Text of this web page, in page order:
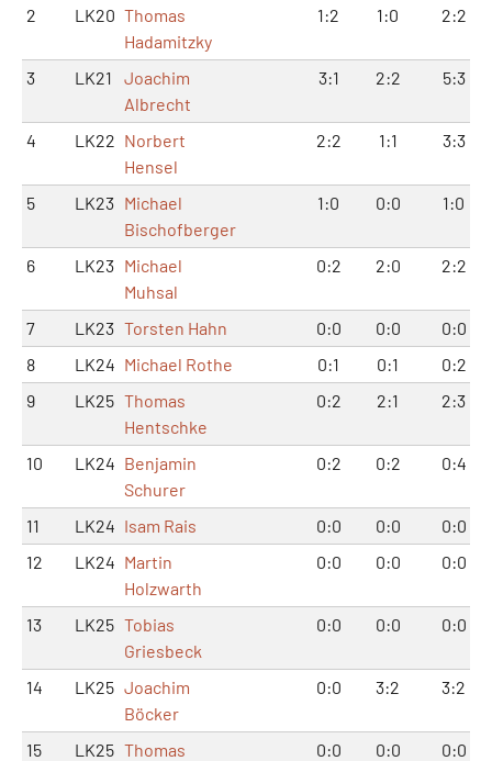
2
LK20 Thomas
Hadamitzky
1:2 1:0 2:2
3 LK21
Joachim
Albrecht
3:1 2:2 5:3
4 LK22 Norbert
Hensel
2:2 1:1 3:3
5 LK23 Michael
Bischofberger
1:0 0:0 1:0
6 LK23 Michael
Muhsal
0:2 2:0 2:2
7 LK23 Torsten Hahn 0:0 0:0
0:0
8
LK24 Michael Rothe 0:1 0:1
0:2
9
LK25 Thomas
Hentschke
0:2 2:1 2:3
10 LK24 Benjamin
Schurer
0:2 0:2 0:4
11 LK24 Isam Rais 0:0 0:0
0:0
12
LK24 Martin
Holzwarth
0:0 0:0 0:0
13 LK25 Tobias
Griesbeck
0:0 0:0 0:0
14 LK25 Joachim
Böcker
0:0 3:2 3:2
15 LK25 Thomas
0:0 0:0 0:0